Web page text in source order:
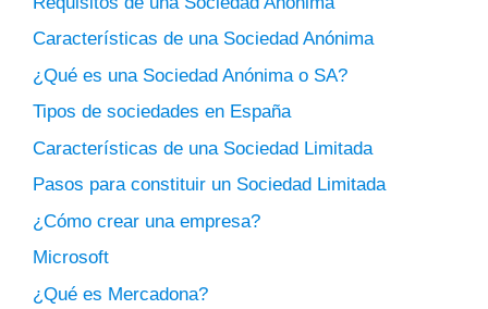
Características de una Sociedad Anónima
¿Qué es una Sociedad Anónima o SA?
Tipos de sociedades en España
Características de una Sociedad Limitada
Pasos para constituir un Sociedad Limitada
¿Cómo crear una empresa?
Microsoft
¿Qué es Mercadona?